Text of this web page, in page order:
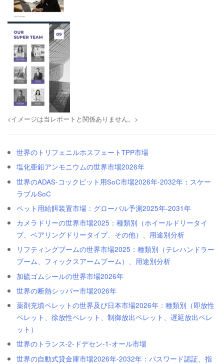
<イメージは当レポートと関係ありません。>
世界のトリフェニルホスフェートTPP市場
塩化亜鉛アンモニウムの世界市場2026年
世界のADAS-コックピット用SoC市場2026年-2032年：スケー
ラブルSoC
ペット用給餌装置市場：グローバル予測2025年-2031年
カメラドリーの世界市場2025：種類別（ホイールドリータイ
プ、ベアリングドリータイプ、その他）、用途別分析
リフティングブームの世界市場2025：種類別（テレハンドラー
ブーム、フィックスアームブーム）、用途別分析
加硫ゴムシールの世界市場2026年
世界の断熱シッパー市場2026年
薬剤充填ペレットの世界及び日本市場2026年：種類別（即放性
ペレット、徐放性ペレット、制御放出ペレット、遅延放出ペレ
ット）
世界のトランス-2-ドデセン-1-オール市場
世界の自動式貸金庫市場2026年-2032年：パスワード認証、指